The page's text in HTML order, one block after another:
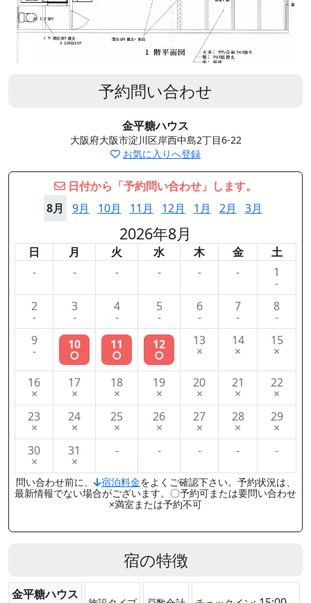
予約問い合わせ
金平糖ハウス
大阪府大阪市淀川区岸西中島2丁目6-22
お気に入りへ登録
日付から「予約問い合わせ」します。
8月
9月 10月 11月 12月 1月 2月 3月
2026年8月
日 月 火 水 木 金
土
-
- - - - - 1
-
2
-
3
-
4
-
5
-
6
-
7
-
8
-
9
- 10
○
11
○
12
○
13
×
14
×
15
×
16
×
17
×
18
×
19
×
20
×
21
×
22
×
23
×
24
×
25
×
26
×
27
×
28
×
29
×
30
×
31
×
- - - - -
問い合わせ前に、 宿泊料金をよくご確認下さい。予約状況は、
最新情報でない場合がございます。〇予約可または要問い合わせ
×満室または予約不可
宿の特徴
金平糖ハウス